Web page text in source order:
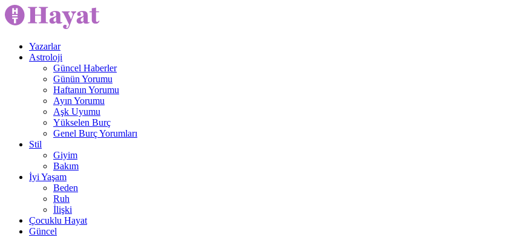
Yazarlar
Astroloji
Güncel Haberler
Günün Yorumu
Haftanın Yorumu
Ayın Yorumu
Aşk Uyumu
Yükselen Burç
Genel Burç Yorumları
Stil
Giyim
Bakım
İyi Yaşam
Beden
Ruh
İlişki
Çocuklu Hayat
Güncel